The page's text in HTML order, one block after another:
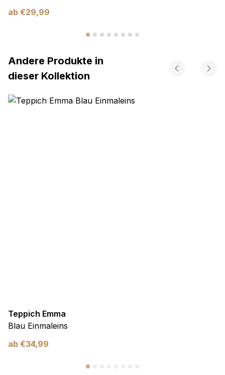
ab €29,99
Andere Produkte in
dieser Kollektion
Teppich Emma
Blau Einmaleins
ab €34,99